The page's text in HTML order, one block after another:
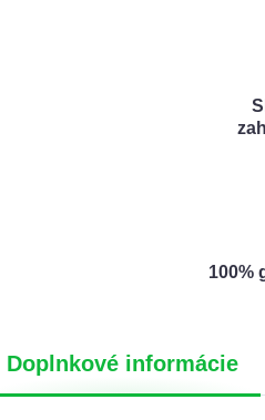
100%
Doplnkové informácie